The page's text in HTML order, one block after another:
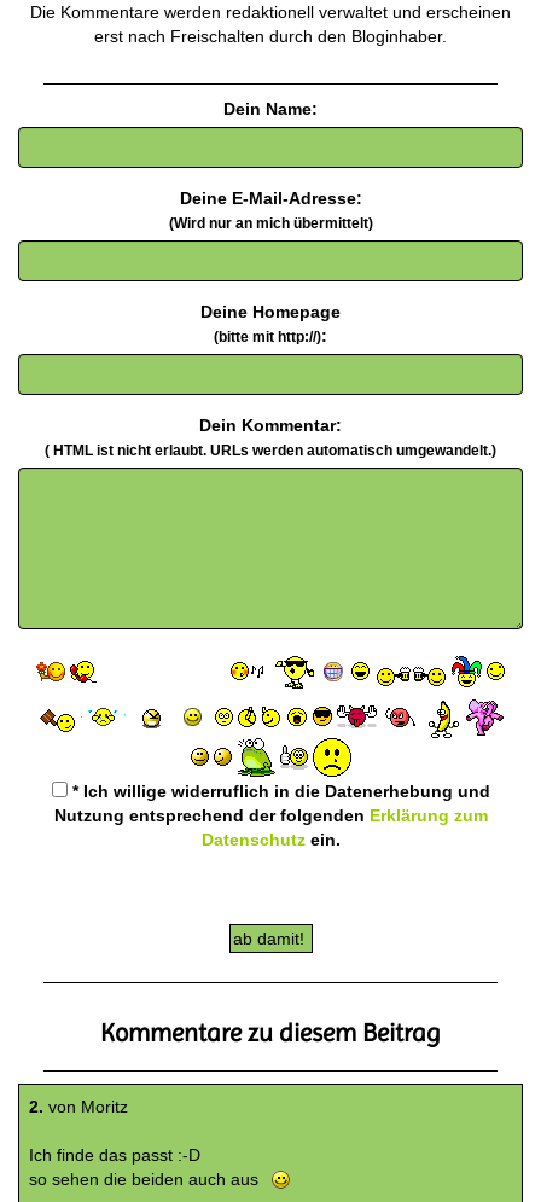
Die Kommentare werden redaktionell verwaltet und erscheinen
erst nach Freischalten durch den Bloginhaber.
Dein Name:
Deine E-Mail-Adresse:
(Wird nur an mich übermittelt)
Deine Homepage
(bitte mit http://):
Dein Kommentar:
( HTML ist nicht erlaubt. URLs werden automatisch umgewandelt.)
* Ich willige widerruflich in die Datenerhebung und
Nutzung entsprechend der folgenden Erklärung zum
Datenschutzein.
Kommentare zu diesem Beitrag
2. von Moritz
Ich finde das passt :-D
so sehen die beiden auch aus